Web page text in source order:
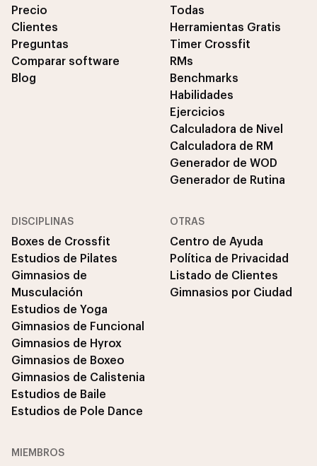
Precio
Clientes
Preguntas
Comparar software
Blog
Todas
Herramientas Gratis
Timer Crossfit
RMs
Benchmarks
Habilidades
Ejercicios
Calculadora de Nivel
Calculadora de RM
Generador de WOD
Generador de Rutina
DISCIPLINAS
Boxes de Crossfit
Estudios de Pilates
Gimnasios de
Musculación
Estudios de Yoga
Gimnasios de Funcional
Gimnasios de Hyrox
Gimnasios de Boxeo
Gimnasios de Calistenia
Estudios de Baile
Estudios de Pole Dance
OTRAS
Centro de Ayuda
Política de Privacidad
Listado de Clientes
Gimnasios por Ciudad
MIEMBROS